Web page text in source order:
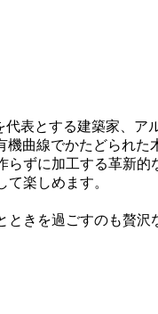
代表とする建築家、ア
曲線でかたどられ
ずに加工する革新
楽しめます。
きを過ごすのも贅